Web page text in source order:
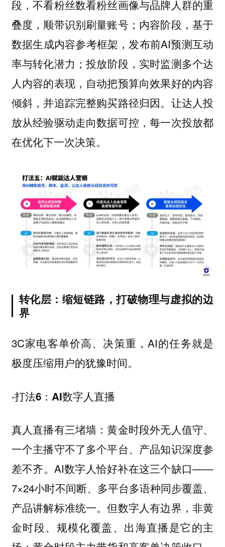
段，不看粉丝数看粉丝画像与品牌人群的重
叠度，顺带识别刷量账号；内容阶段，基于
数据生成内容参考框架，发布前AI预测互动
率与转化潜力；投放阶段，实时监测多个达
人内容的表现，自动把预算向效果好的内容
倾斜，并追踪完整购买路径归因。让达人投
放从经验驱动走向数据可控，每一次投放都
在优化下一次决策。
转化层：缩短链路，打破物理与虚拟的边
界
3C家电客单价高、决策重，AI的任务就是
极度压缩用户的犹豫时间。
·打法6：AI数字人直播
真人直播有三堵墙：黄金时段外无人值守、
一个主播守不了多个平台、产品知识深度参
差不齐。AI数字人恰好补在这三个缺口——
7×24小时不间断、多平台多语种同步覆盖、
产品讲解标准统一。但数字人有边界，非黄
金时段、规模化覆盖、出海直播是它的主